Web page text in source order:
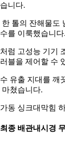
니다.
한 톨의 잔해물도
를 이룩했습니다.
럼 고성능 기기
블을 제어할 수
유출 지대를 깨
마쳤습니다.
동 싱크대막힘
종 배관내시경